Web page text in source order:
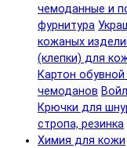
чемоданные и
фурнитура
кожаных
(клепки) для
Картон
чемоданов
Крючки для
стропа, резинка
Химия для кожи